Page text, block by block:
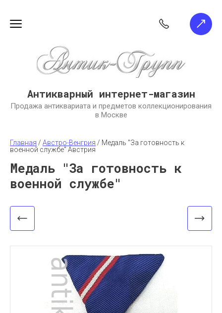
Антикварный интернет-магазин
Продажа антиквариата и предметов коллекционирования
в Москве
Главная / Австро-Венгрия / Медаль "За готовность к
военной службе" Австрия
Медаль "За готовность к
военной службе"